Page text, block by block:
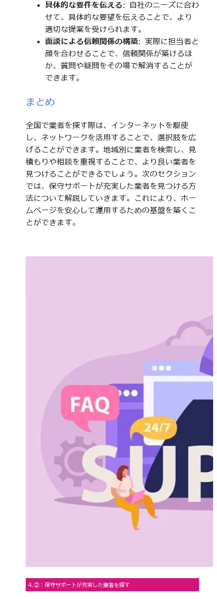
具体的な要件を伝える: 自社のニーズに合わ
せて、具体的な要望を伝えることで、より
適切な提案を受けられます。
面談による信頼関係の構築: 実際に担当者と
顔を合わせることで、信頼関係が築けるほ
か、質問や疑問をその場で解消することが
できます。
まとめ
全国で業者を探す際は、インターネットを駆使
し、ネットワークを活用することで、選択肢を広
げることができます。地域別に業者を検索し、見
積もりや相談を重視することで、より良い業者を
見つけることができるでしょう。次のセクション
では、保守サポートが充実した業者を見つける方
法について解説していきます。これにより、ホー
ムページを安心して運用するための基盤を築くこ
とができます。
4.②：保守サポートが充実した業者を探す